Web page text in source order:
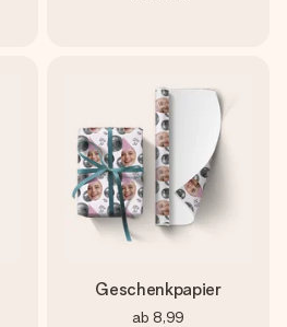
Geschenkpapier
ab 8,99